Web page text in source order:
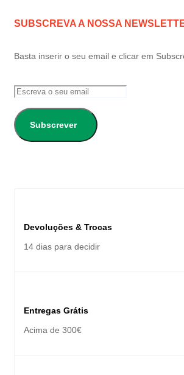
SUBSCREVA A NOSSA
Basta inserir o seu email e clicar em
Subscrever
Devoluções & Trocas
14 dias para decidir
Entregas Grátis
Acima de 300€